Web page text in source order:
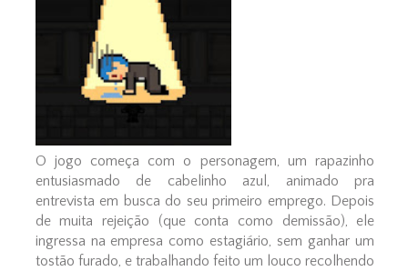
O jogo começa com o personagem, um rapazinho
entusiasmado de cabelinho azul, animado pra
entrevista em busca do seu primeiro emprego. Depois
de muita rejeição (que conta como demissão), ele
ingressa na empresa como estagiário, sem ganhar um
tostão furado, e trabalhando feito um louco recolhendo